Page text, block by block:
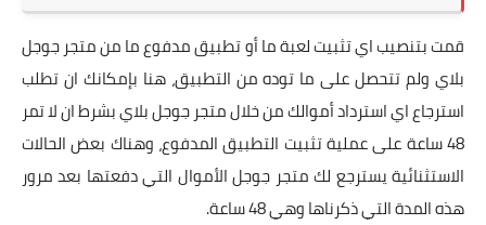
قمت بتنصيب اي تثبيت لعبة ما أو تطبيق مدفوع ما من متجر جوجل
بلاي ولم تتحصل على ما توده من التطبيق، هنا بإمكانك ان تطلب
استرجاع اي استرداد أموالك من خلال متجر جوجل بلاي بشرط ان لا تمر
48 ساعة على عملية تثبيت التطبيق المدفوع، وهناك بعض الحالات
الاستثنائية يسترجع لك متجر جوجل الأموال التي دفعتها بعد مرور
هذه المدة التي ذكرناها وهي 48 ساعة.